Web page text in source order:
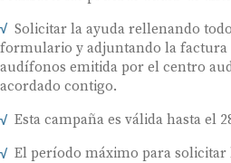
Solicitar la ayuda rellenando
formulario y adjuntando la factura
audífonos emitida por el centro
acordado contigo.
Esta campaña es válida hasta el
El período máximo para solicitar